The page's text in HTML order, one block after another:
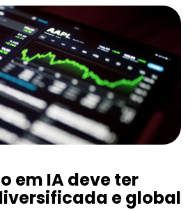
em IA deve ter
e global